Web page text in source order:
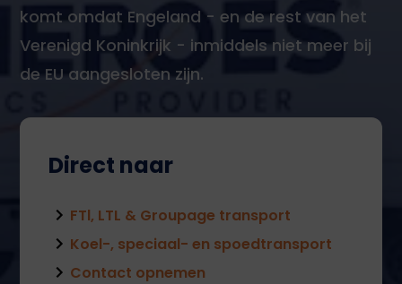
komt omdat Engeland - en de rest van het
Verenigd Koninkrijk - inmiddels niet meer bij
de EU aangesloten zijn.
Direct naar
FTl, LTL & Groupage transport
Koel-, speciaal- en spoedtransport
Contact opnemen